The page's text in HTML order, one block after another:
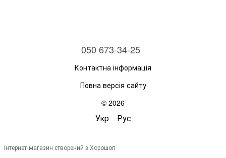
050 673-34-25
Контактна інформація
Повна версія сайту
© 2026
Укр Рус
Інтернет-магазин створений з Хорошоп